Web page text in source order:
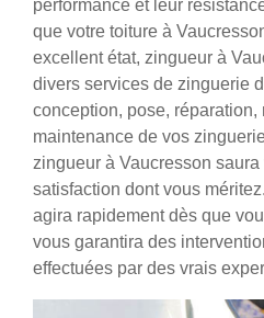
performance et leur
que votre toiture à
excellent état, zingueur à
divers services de zinguerie
conception, pose, réparation,
maintenance de vos
zingueur à Vaucresson
satisfaction dont vous
agira rapidement dès que
vous garantira des
effectuées par des vrais